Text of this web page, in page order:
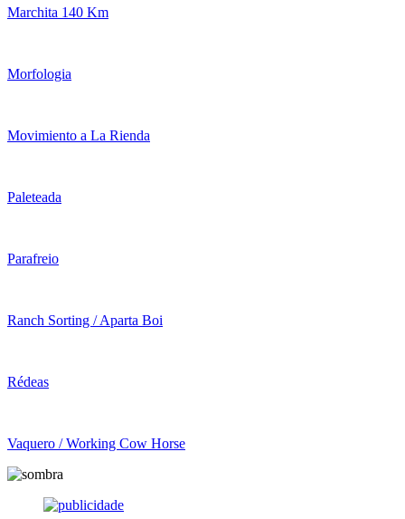
Marchita 140 Km
Morfologia
Movimiento a La Rienda
Paleteada
Parafreio
Ranch Sorting / Aparta Boi
Rédeas
Vaquero / Working Cow Horse